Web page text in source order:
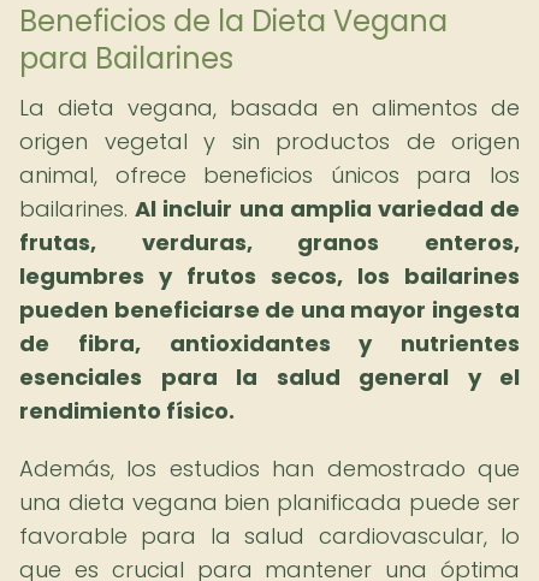
Beneficios de la Dieta Vegana
para Bailarines
La dieta vegana, basada en alimentos de
origen vegetal y sin productos de origen
animal, ofrece beneficios únicos para los
bailarines.Al incluir una amplia variedad de
frutas, verduras, granos enteros,
legumbres y frutos secos, los bailarines
pueden beneficiarse de una mayor ingesta
de fibra, antioxidantes y nutrientes
esenciales para la salud general y el
rendimiento físico.
Además, los estudios han demostrado que
una dieta vegana bien planificada puede ser
favorable para la salud cardiovascular, lo
que es crucial para mantener una óptima